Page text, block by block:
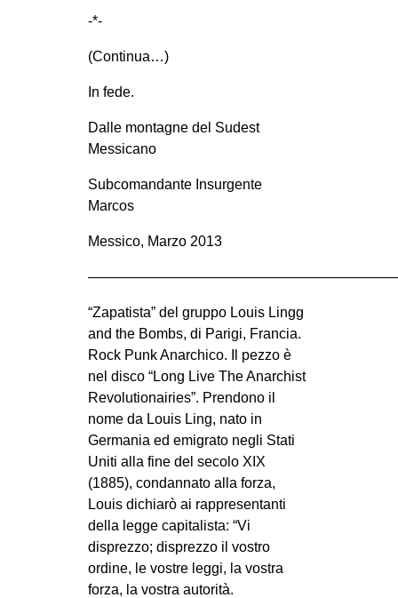
-*-
(Continua…)
In fede.
Dalle montagne del Sudest
Messicano
Subcomandante Insurgente
Marcos
Messico, Marzo 2013
“Zapatista” del gruppo Louis Lingg
and the Bombs, di Parigi, Francia.
Rock Punk Anarchico. Il pezzo è
nel disco “Long Live The Anarchist
Revolutionairies”. Prendono il
nome da Louis Ling, nato in
Germania ed emigrato negli Stati
Uniti alla fine del secolo XIX
(1885), condannato alla forza,
Louis dichiarò ai rappresentanti
della legge capitalista: “Vi
disprezzo; disprezzo il vostro
ordine, le vostre leggi, la vostra
forza, la vostra autorità.